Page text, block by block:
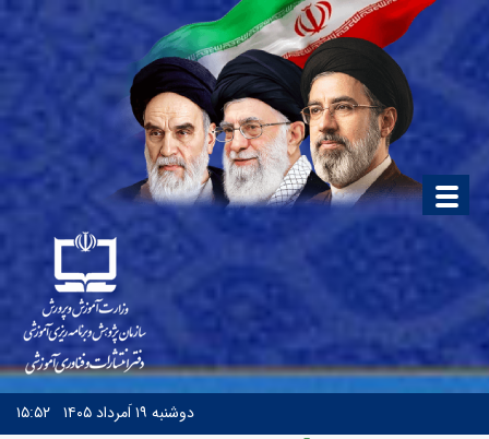
دوشنبه ۱۹ اَمرداد ۱۴۰۵ ۱۵:۵۲